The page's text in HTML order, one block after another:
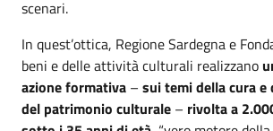
scenari.
In quest’ottica, Regione Sardegna e
beni e delle attività culturali realizzano
azione formativa – sui temi della cura
del patrimonio culturale – rivolta a